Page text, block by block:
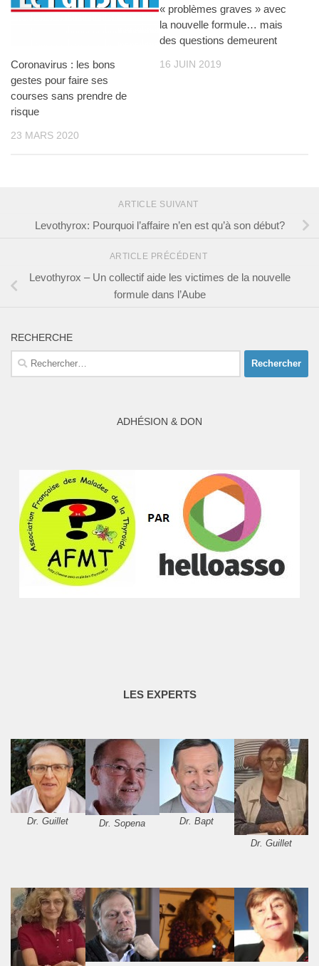
Coronavirus : les bons
gestes pour faire ses
courses sans prendre de
risque
23 MARS 2020
« problèmes graves » avec
la nouvelle formule… mais
des questions demeurent
16 JUIN 2019
ARTICLE SUIVANT
Levothyrox: Pourquoi l’affaire n’en est qu’à son début?
ARTICLE PRÉCÉDENT
Levothyrox – Un collectif aide les victimes de la nouvelle
formule dans l’Aube
RECHERCHE
Rechercher :
ADHÉSION & DON
LES EXPERTS
Dr. Guillet Dr. Sopena Dr. Bapt
Dr. Guillet